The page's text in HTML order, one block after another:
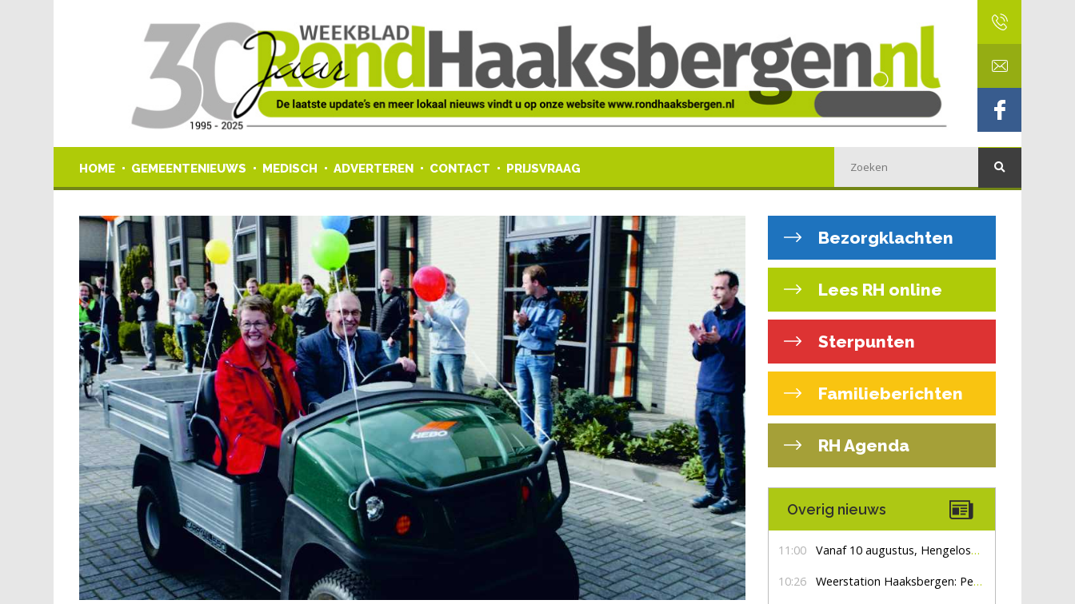
HOME GEMEENTENIEUWS MEDISCH ADVERTEREN CONTACT PRIJSVRAAG
Bezorgklachten
Lees RH online
Sterpunten
Familieberichten
RH Agenda
Overig nieuws
11:00 Vanaf 10 augustus, Hengelosestraat drie weken dicht voor doorgaand verkeer
10:26 Weerstation Haaksbergen: Perioden met zon en droog